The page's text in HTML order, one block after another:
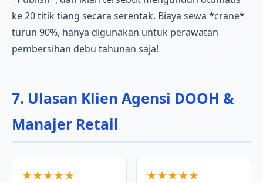
ke 20 titik tiang secara serentak. Biaya sewa *crane*
turun 90%, hanya digunakan untuk perawatan
pembersihan debu tahunan saja!
7. Ulasan Klien Agensi DOOH &
Manajer Retail
★★★★★ ★★★★★